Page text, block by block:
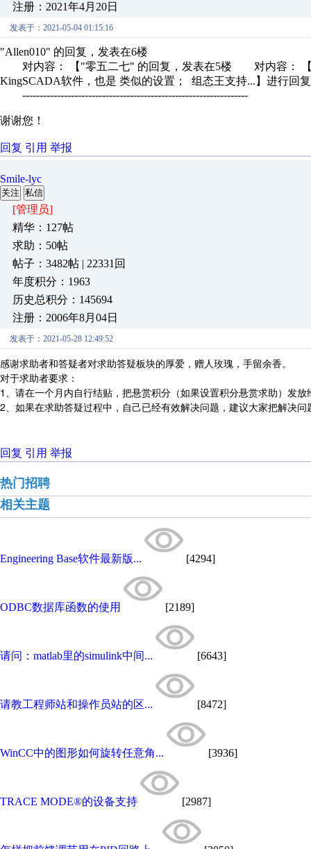
注册：2021年4月20日
发表于：2021-05-04 01:15:16
"Allen010" 的回复，发表在6楼
对内容： 【"零五二七" 的回复，发表在5楼 对内容：
KingSCADA软件，也是 类似的设置； 组态王支持...】进行回
-----------------------------------------------------------------
谢谢您！
回复 引用 举报
Smile-lyc
关注 私信
[管理员]
精华：127帖
求助：50帖
帖子：3482帖 | 22331回
年度积分：1963
历史总积分：145694
注册：2006年8月04日
发表于：2021-05-28 12:49:52
感谢求助者和答疑者对求助答疑板块的厚爱，赠人玫瑰，手留余香。
对于求助者要求：
1、请在一个月内自行结贴，把悬赏积分（如果设置积分悬赏求助）发放
2、如果在求助答疑过程中，自己已经有效解决问题，建议大家把解决
回复 引用 举报
热门招聘
相关主题
Engineering Base软件最新版... [4294]
ODBC数据库函数的使用 [2189]
请问：matlab里的simulink中间... [6643]
请教工程师站和操作员站的区... [8472]
WinCC中的图形如何旋转任意角... [3936]
TRACE MODE®的设备支持 [2987]